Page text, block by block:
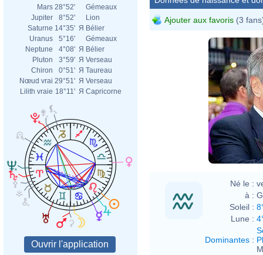
Mars 28°52'
Gémeaux
Jupiter
8°52'
Lion
Saturne 14°35' Я Bélier
Uranus
5°16'
Gémeaux
Neptune
4°08' Я Bélier
Pluton
3°59' Я Verseau
Chiron
0°51' Я Taureau
Nœud vrai 29°51' Я Verseau
Lilith vraie 18°11' Я Capricorne
Ajouter aux favoris (3
Né le :
à :
Soleil :
Lune :
Dominantes :